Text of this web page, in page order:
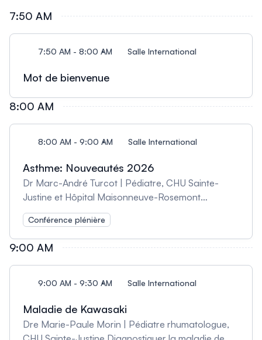
7:50 AM
7:50 AM - 8:00 AM Salle International
Mot de bienvenue
8:00 AM
8:00 AM - 9:00 AM Salle International
Asthme: Nouveautés 2026
Dr Marc-André Turcot | Pédiatre, CHU Sainte-
Justine et Hôpital Maisonneuve-Rosemont
Prescrire un traitement à l’enfant asthmatique qui
ne répond pas au traitement de 1re ligne standard;
Utiliser à bon escient les combinaisons de
corticostéroïdes et de ß2 agonistes à longue action
inhalés; Recommander un traitement avec les
nouvelles molécules disponibles lorsque
Conférence plénière
9:00 AM
9:00 AM - 9:30 AM Salle International
Maladie de Kawasaki
Dre Marie-Paule Morin | Pédiatre rhumatologue,